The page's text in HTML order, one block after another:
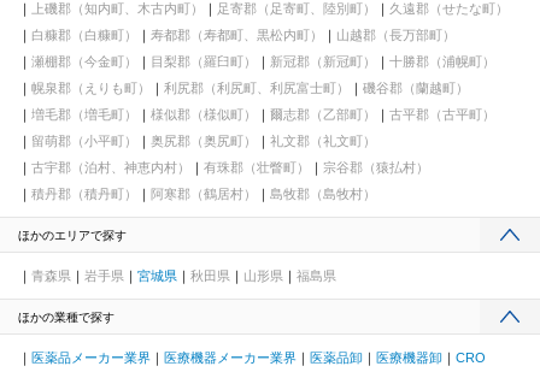
上磯郡（知内町、木古内町）
足寄郡（足寄町、陸別町）
久遠郡（せたな町）
白糠郡（白糠町）
寿都郡（寿都町、黒松内町）
山越郡（長万部町）
瀬棚郡（今金町）
目梨郡（羅臼町） 新冠郡（新冠町）
十勝郡（浦幌町）
幌泉郡（えりも町）
利尻郡（利尻町、利尻富士町）
磯谷郡（蘭越町）
増毛郡（増毛町）
様似郡（様似町） 爾志郡（乙部町）
古平郡（古平町）
留萌郡（小平町）
奥尻郡（奥尻町）
礼文郡（礼文町）
古宇郡（泊村、神恵内村）
有珠郡（壮瞥町）
宗谷郡（猿払村）
積丹郡（積丹町）
阿寒郡（鶴居村） 島牧郡（島牧村）
ほかのエリアで探す
青森県 岩手県 宮城県 秋田県 山形県 福島県
ほかの業種で探す
医薬品メーカー業界 医療機器メーカー業界 医薬品卸 医療機器卸
CRO